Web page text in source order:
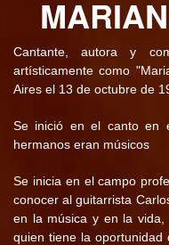
Cantante, autora y
artísticamente como
Aires el 13 de octubre de
Se inició en el canto en
hermanos eran músicos
Se inicia en el campo
conocer al guitarrista
en la música y en la vida,
quien tiene la oportunidad